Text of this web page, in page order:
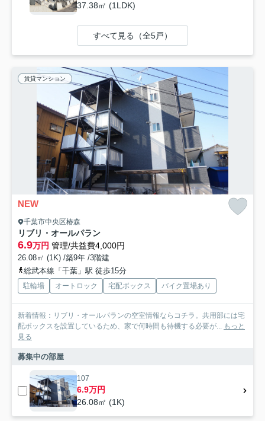
37.38㎡ (1LDK)
すべて見る（全5戸）
賃貸マンション
NEW
千葉市中央区椿森
リブリ・オールパラン
6.9万円 管理/共益費4,000円
26.08㎡ (1K) /築9年 /3階建
総武本線「千葉」駅 徒歩15分
駐輪場 オートロック 宅配ボックス バイク置場あり
新着情報：リブリ・オールパランの空室情報ならコチラ。共用部には宅
配ボックスを設置しているため、家で何時間も待機する必要が... もっと
見る
募集中の部屋
107
6.9万円
26.08㎡ (1K)